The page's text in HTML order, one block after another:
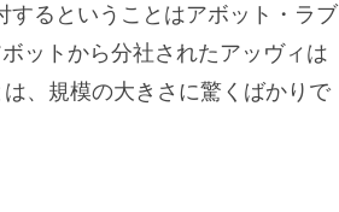
するということはアボット・ラブ
ットから分社されたアッヴィは
、規模の大きさに驚くばかりで